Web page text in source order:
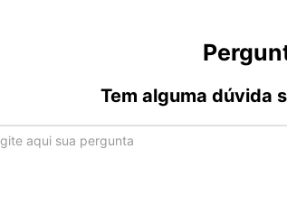
Tem alguma dúvida